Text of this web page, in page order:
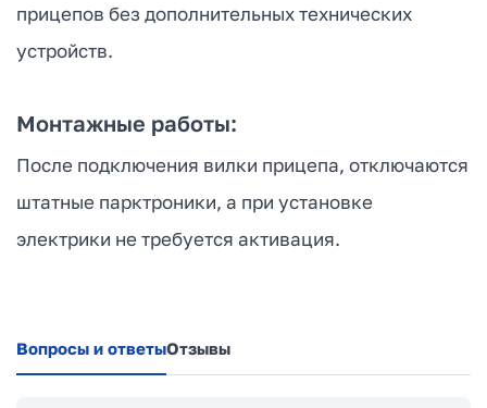
прицепов без дополнительных технических
устройств.
Монтажные работы:
После подключения вилки прицепа, отключаются
штатные парктроники, а при установке
электрики не требуется активация.
Вопросы и ответыОтзывы